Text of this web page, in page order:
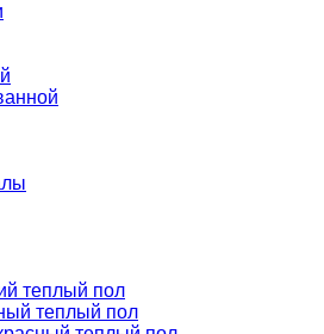
теплый пол
теплый пол